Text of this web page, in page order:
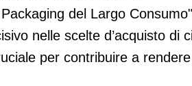
del Largo Consumo"
nelle scelte d’acquisto di
per contribuire a rendere